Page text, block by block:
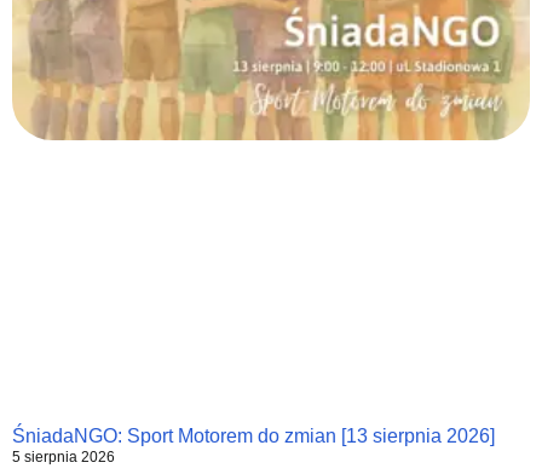
ŚniadaNGO: Sport Motorem do zmian [13 sierpnia 2026]
5 sierpnia 2026